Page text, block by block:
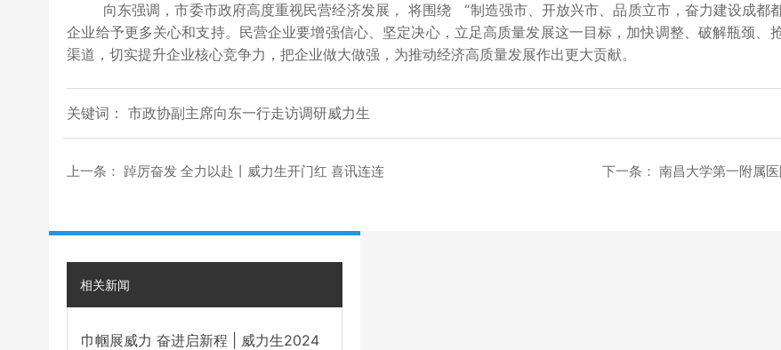
向东强调，市委市政府高度重视民营经济发展， 将围绕 “制造强市、开放兴市、品质立市，奋力建设成都
企业给予更多关心和支持。民营企业要增强信心、坚定决心，立足高质量发展这一目标，加快调整、破解瓶颈、
渠道，切实提升企业核心竞争力，把企业做大做强，为推动经济高质量发展作出更大贡献。
关键词： 市政协副主席向东一行走访调研威力生
上一条： 踔厉奋发 全力以赴丨威力生开门红 喜讯连连 下一条： 南昌大学第一附属
相关新闻
巾帼展威力 奋进启新程 | 威力生2024